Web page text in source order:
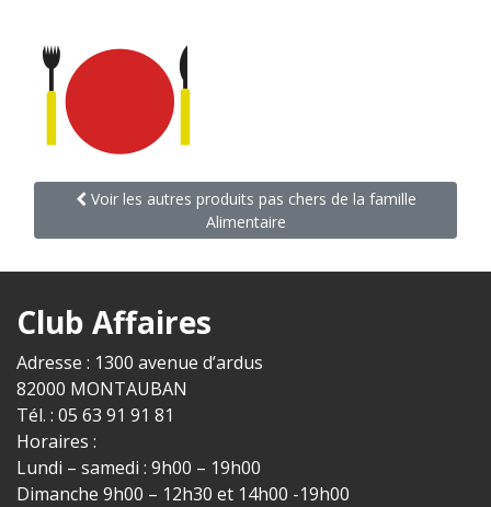
Voir les autres produits pas chers de la famille
Alimentaire
Club Affaires
Adresse : 1300 avenue d’ardus
82000 MONTAUBAN
Tél. : 05 63 91 91 81
Horaires :
Lundi – samedi : 9h00 – 19h00
Dimanche 9h00 – 12h30 et 14h00 -19h00